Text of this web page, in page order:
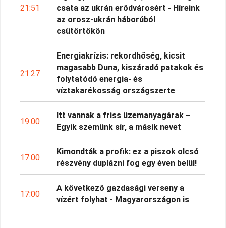
21:51
csata az ukrán erődvárosért - Híreink
az orosz-ukrán háborúból
csütörtökön
21:27
Energiakrízis: rekordhőség, kicsit
magasabb Duna, kiszáradó patakok és
folytatódó energia- és
víztakarékosság országszerte
19:00
Itt vannak a friss üzemanyagárak –
Egyik szemünk sír, a másik nevet
17:00
Kimondták a profik: ez a piszok olcsó
részvény duplázni fog egy éven belül!
17:00
A következő gazdasági verseny a
vízért folyhat - Magyarországon is